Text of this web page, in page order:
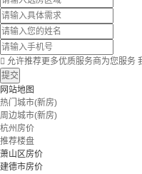
 允许推荐更多优质服务商为您服务
提交
网站地图
热门城市(新房)
周边城市(新房)
杭州房价
推荐楼盘
萧山区房价
建德市房价